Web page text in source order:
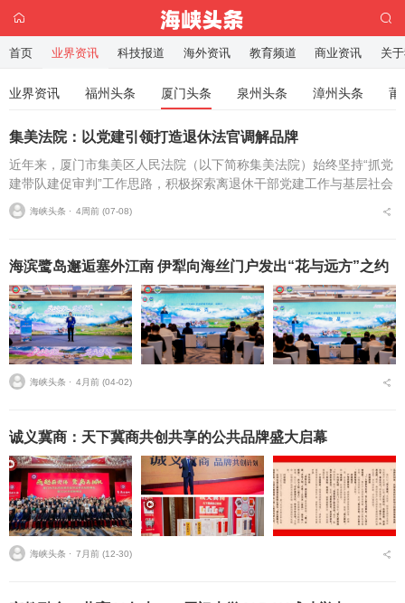
业界资讯 福州头条 厦门头条 泉州头条 漳州头条 莆
集美法院：以党建引领打造退休法官调解品牌
近年来，厦门市集美区人民法院（以下简称集美法院）始终坚持“抓党
建带队建促审判”工作思路，积极探索离退休干部党建工作与基层社会
治理深度融合的新路径，在建党105周年之际，正式揭牌成立退休法
官调解工作室—...
海峡头条 ⋅ 4周前 (07-08)
海滨鹭岛邂逅塞外江南 伊犁向海丝门户发出“花与远方”之约
海峡头条 ⋅ 4月前 (04-02)
诚义冀商：天下冀商共创共享的公共品牌盛大启幕
海峡头条 ⋅ 7月前 (12-30)
首页 业界资讯 科技报道 海外资讯 教育频道 商业资讯 关